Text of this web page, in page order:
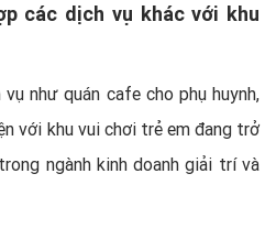
các dịch vụ khác với khu
như quán cafe cho phụ huynh,
với khu vui chơi trẻ em đang trở
ngành kinh doanh giải trí và